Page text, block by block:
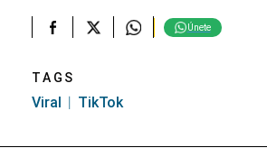
Únete
TAGS
Viral TikTok